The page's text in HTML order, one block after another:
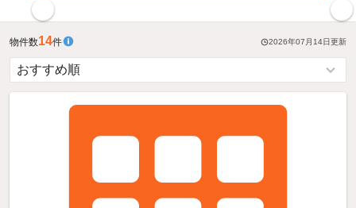
物件数14件 2026年07月14日更新